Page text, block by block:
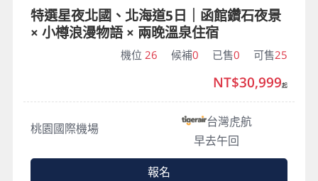
特選星夜北國、北海道5日｜函館鑽石夜景
× 小樽浪漫物語 × 兩晚溫泉住宿
機位 26 候補0 已售0 可售25
桃園國際機場
台灣虎航
早去午回
NT$30,999起
報名